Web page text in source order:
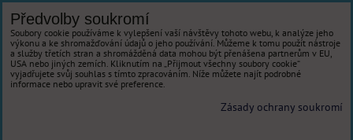
Předvolby soukromí
Soubory cookie používáme k vylepšení vaší návštěvy tohoto webu, k analýze jeho
výkonu a ke shromažďování údajů o jeho používání. Můžeme k tomu použít nástroje
a služby třetích stran a shromážděná data mohou být přenášena partnerům v EU,
USA nebo jiných zemích. Kliknutím na „Přijmout všechny soubory cookie“
vyjadřujete svůj souhlas s tímto zpracováním. Níže můžete najít podrobné
informace nebo upravit své preference.
Zásady ochrany soukromí